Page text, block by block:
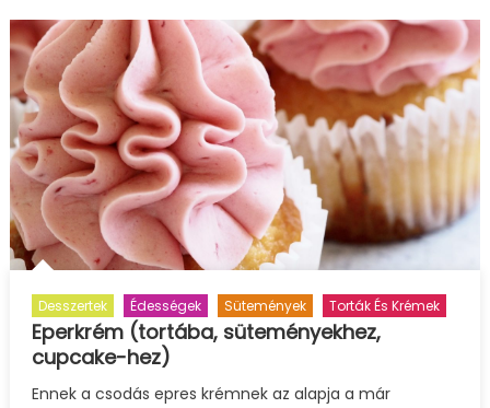
Desszertek Édességek Sütemények Torták És Krémek
Eperkrém (tortába, süteményekhez,
cupcake-hez)
Ennek a csodás epres krémnek az alapja a már